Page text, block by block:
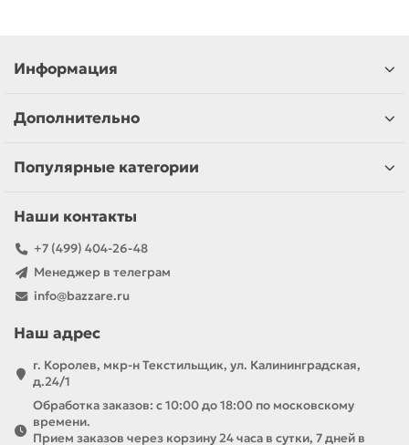
Информация
Дополнительно
Популярные категории
Наши контакты
+7 (499) 404-26-48
Менеджер в телеграм
info@bazzare.ru
Наш адрес
г. Королев, мкр-н Текстильщик, ул. Калининградская,
д.24/1
Обработка заказов: с 10:00 до 18:00 по московскому
времени.
Прием заказов через корзину 24 часа в сутки, 7 дней в